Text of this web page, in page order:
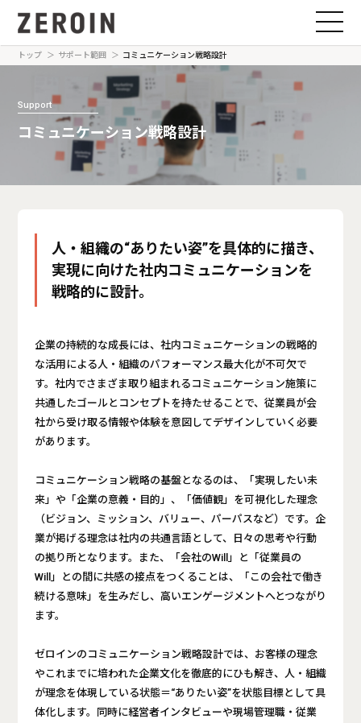
トップ サポート範囲 コミュニケーション戦略設計
Support
コミュニケーション戦略設計
人・組織の“ありたい姿”を具体的に描き、
実現に向けた社内コミュニケーションを
戦略的に設計。
企業の持続的な成長には、社内コミュニケーションの戦略的
な活用による人・組織のパフォーマンス最大化が不可欠で
す。社内でさまざま取り組まれるコミュニケーション施策に
共通したゴールとコンセプトを持たせることで、従業員が会
社から受け取る情報や体験を意図してデザインしていく必要
があります。
コミュニケーション戦略の基盤となるのは、「実現したい未
来」や「企業の意義・目的」、「価値観」を可視化した理念
（ビジョン、ミッション、バリュー、パーパスなど）です。企
業が掲げる理念は社内の共通言語として、日々の思考や行動
の拠り所となります。また、「会社のWill」と「従業員の
Will」との間に共感の接点をつくることは、「この会社で働き
続ける意味」を生みだし、高いエンゲージメントへとつながり
ます。
ゼロインのコミュニケーション戦略設計では、お客様の理念
やこれまでに培われた企業文化を徹底的にひも解き、人・組織
が理念を体現している状態＝“ありたい姿”を状態目標として具
体化します。同時に経営者インタビューや現場管理職・従業